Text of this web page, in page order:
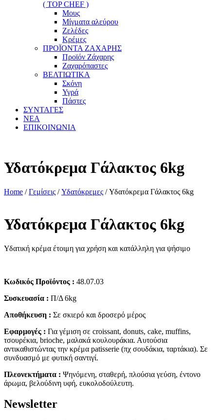
( TOP CHEF )
Μους
Μίγματα αλεύρου
Ζελέδες
Κρέμες
ΠΡΟΪΟΝΤΑ ΖΑΧΑΡΗΣ
Προϊόν Ζάχαρης
Ζαχαρόπαστες
ΒΕΛΤΙΩΤΙΚΑ
Σκόνη
Υγρά
Πάστες
ΣΥΝΤΑΓΕΣ
ΝΕΑ
ΕΠΙΚΟΙΝΩΝΙΑ
Υδατόκρεμα Γάλακτος 6kg
Home /Γεμίσεις /Υδατόκρεμες / Υδατόκρεμα Γάλακτος 6kg
Υδατόκρεμα Γάλακτος 6kg
Υδατική κρέμα έτοιμη για χρήση και κατάλληλη για ψήσιμο
Κωδικός Προϊόντος : 48.07.03
Συσκευασία : Π/Δ 6kg
Αποθήκευση : Σε σκιερό και δροσερό μέρος
Εφαρμογές : Για γέμιση σε croissant, donuts, cake, muffins,
τσουρέκια, brioche, μαλακά κουλουράκια. Αυτούσια
αντικαθιστώντας την κρέμα patisserie (πχ σουδάκια, ταρτάκια). Σε
συνδυασμό με φυτική σαντιγί.
Πλεονεκτήματα : Ψηνόμενη, σταθερή, πλούσια γεύση, έντονο
άρωμα, βελούδινη υφή, ευκολοδούλευτη.
Νewsletter